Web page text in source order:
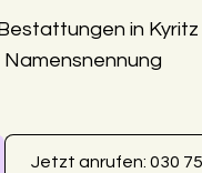
in
Jetzt anrufen: 030